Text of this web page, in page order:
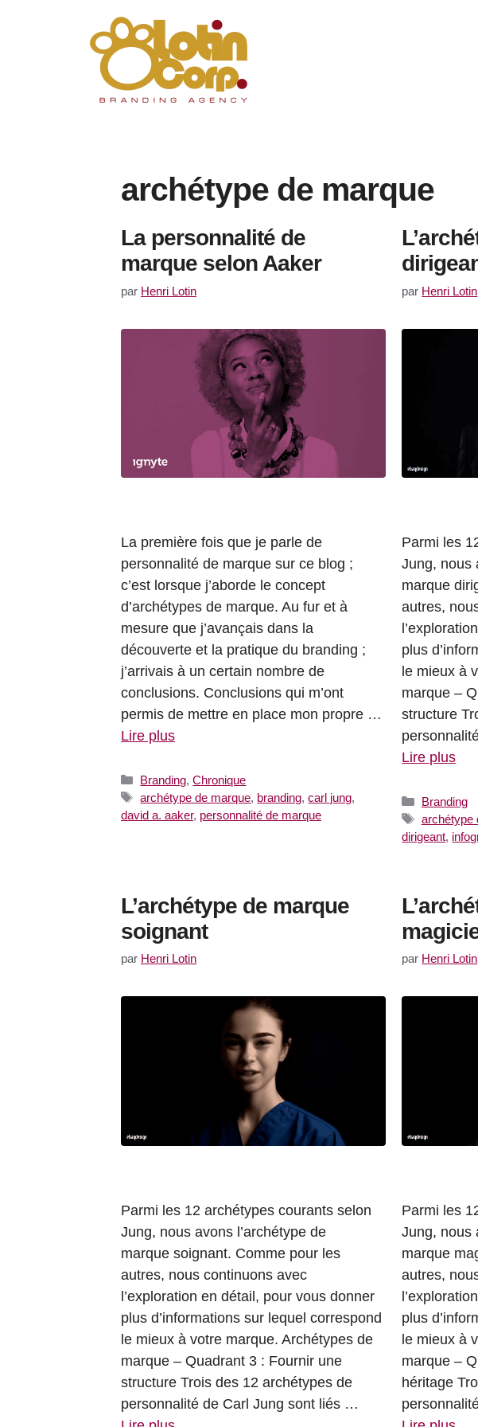
archétype de marque
La personnalité de
marque selon Aaker
par Henri Lotin
La première fois que je parle de
personnalité de marque sur ce blog ;
c’est lorsque j’aborde le concept
d’archétypes de marque. Au fur et à
mesure que j’avançais dans la
découverte et la pratique du branding ;
j’arrivais à un certain nombre de
conclusions. Conclusions qui m’ont
permis de mettre en place mon propre …
Lire plus
Catégories
Branding,Chronique
Étiquettes
archétype de marque, branding,carl jung,
david a. aaker, personnalité de marque
par Henri Lotin
Parmi les
Jung, nous
marque
autres,
plus
le mieux à
marque –
structure
Lire plus
Catégories
Branding
Étiquettes
archétype
dirigeant,
L’archétype de marque
soignant
par Henri Lotin
Parmi les 12 archétypes courants selon
Jung, nous avons l’archétype de
marque soignant. Comme pour les
autres, nous continuons avec
l’exploration en détail, pour vous donner
plus d’informations sur lequel correspond
le mieux à votre marque. Archétypes de
marque – Quadrant 3 : Fournir une
structure Trois des 12 archétypes de
personnalité de Carl Jung sont liés …
par Henri Lotin
Parmi les
Jung, nous
marque
autres,
plus
le mieux à
marque –
héritage